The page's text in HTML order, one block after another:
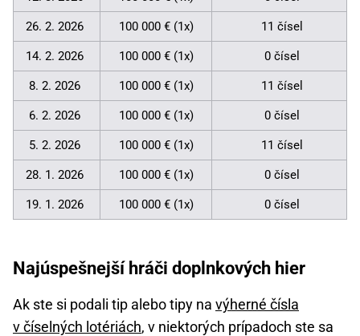
26. 2. 2026 100 000 € (1x) 11 čísel
14. 2. 2026 100 000 € (1x) 0 čísel
8. 2. 2026 100 000 € (1x) 11 čísel
6. 2. 2026 100 000 € (1x) 0 čísel
5. 2. 2026 100 000 € (1x) 11 čísel
28. 1. 2026 100 000 € (1x) 0 čísel
19. 1. 2026 100 000 € (1x) 0 čísel
Najúspešnejší hráči doplnkových hier
Ak ste si podali tip alebo tipy na výherné čísla
v číselných lotériách, v niektorých prípadoch ste sa